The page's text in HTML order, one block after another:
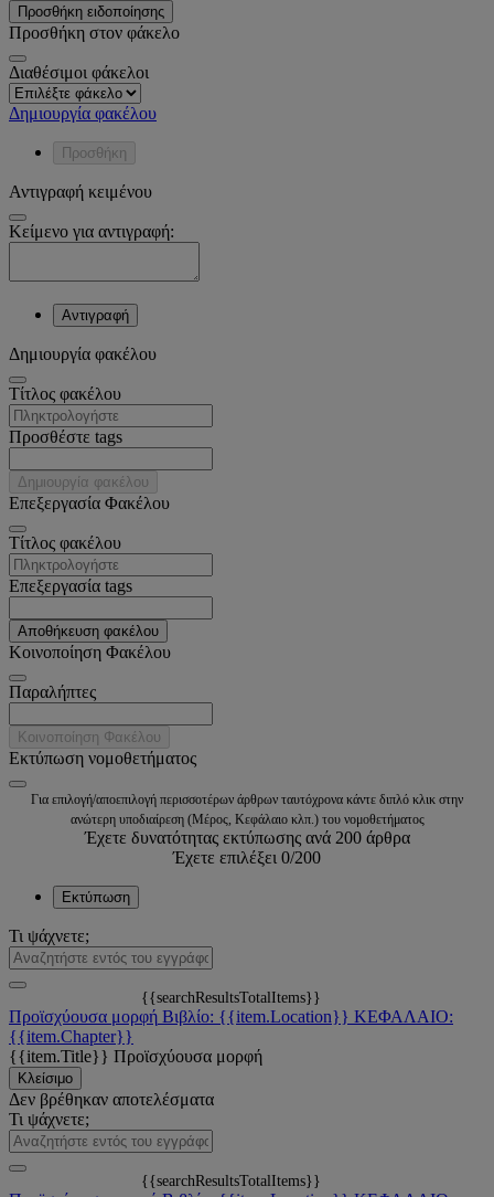
Προσθήκη ειδοποίησης
Προσθήκη στον φάκελο
Διαθέσιμοι φάκελοι
Δημιουργία φακέλου
Προσθήκη
Αντιγραφή κειμένου
Κείμενο για αντιγραφή:
Αντιγραφή
Δημιουργία φακέλου
Tίτλος φακέλου
Προσθέστε tags
Δημιουργία φακέλου
Επεξεργασία Φακέλου
Tίτλος φακέλου
Επεξεργασία tags
Αποθήκευση φακέλου
Κοινοποίηση Φακέλου
Παραλήπτες
Κοινοποίηση Φακέλου
Εκτύπωση νομοθετήματος
Για επιλογή/αποεπιλογή περισσοτέρων άρθρων ταυτόχρονα κάντε διπλό κλικ στην
ανώτερη υποδιαίρεση (Μέρος, Κεφάλαιο κλπ.) του νομοθετήματος
Έχετε δυνατότητας εκτύπωσης ανά 200 άρθρα
Έχετε επιλέξει 0/200
Εκτύπωση
Τι ψάχνετε;
{{searchResultsTotalItems}}
Προϊσχύουσα μορφή Βιβλίο: {{item.Location}} ΚΕΦΑΛΑΙΟ:
{{item.Chapter}}
{{item.Title}} Προϊσχύουσα μορφή
Κλείσιμο
Δεν βρέθηκαν αποτελέσματα
Τι ψάχνετε;
{{searchResultsTotalItems}}